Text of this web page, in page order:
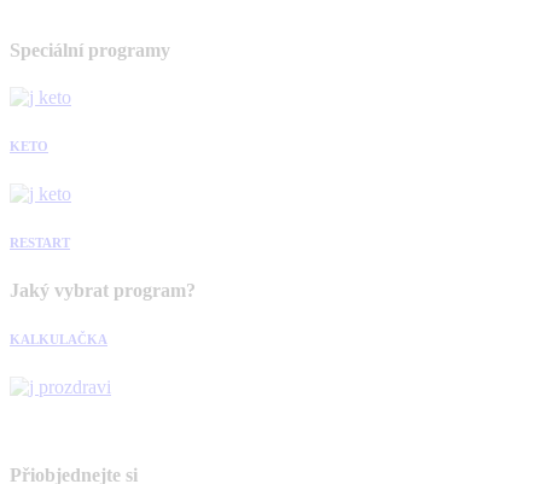
Speciální programy
KETO
RESTART
Jaký vybrat program?
KALKULAČKA
Přiobjednejte si